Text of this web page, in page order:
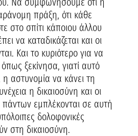
πράξη, ότι κάθε
στο σπίτι κάποιου άλλου
να καταδικάζεται και οι
Και το κυριότερο για να
ξεκίνησα, γιατί αυτό
αστυνομία να κάνει τη
η δικαιοσύνη και οι
πάντων εμπλέκονται σε αυτή
δολοφονικές
στη δικαιοσύνη.